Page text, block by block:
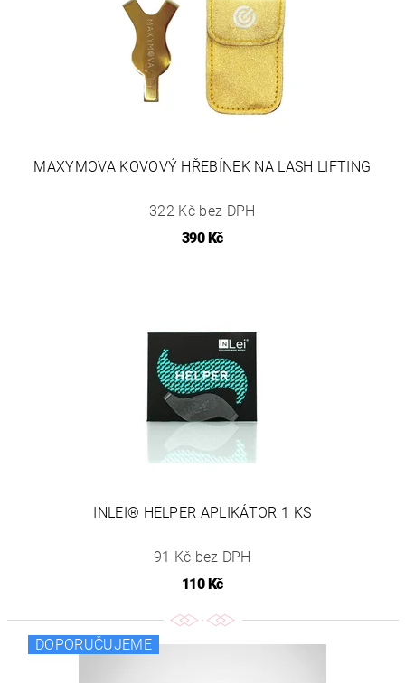
MAXYMOVA KOVOVÝ HŘEBÍNEK NA LASH LIFTING
322 Kč bez DPH
390 Kč
INLEI® HELPER APLIKÁTOR 1 KS
91 Kč bez DPH
110 Kč
DOPORUČUJEME